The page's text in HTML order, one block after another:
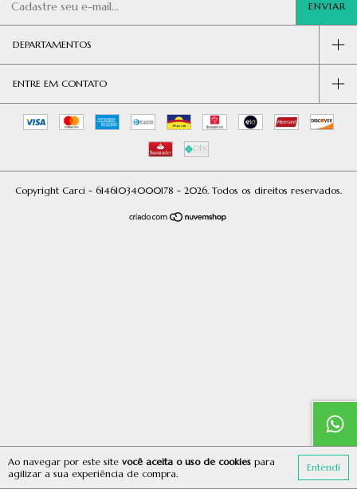
Ao navegar por este site você aceita o uso de cookies para
agilizar a sua experiência de compra.
Entendi
DEPARTAMENTOS
ENTRE EM CONTATO
Copyright Carci - 61461034000178 - 2026. Todos os direitos reservados.